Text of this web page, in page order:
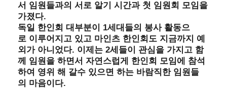
서 임원들과의 서로 알기 시간과 첫 임원회 모임을
가졌다.
독일 한인회 대부분이 1세대들의 봉사 활동으
로 이루어지고 있고 마인츠 한인회도 지금까지 예
외가 아니었다. 이제는 2세들이 관심을 가지고 함
께
임원을 하면서 자연스럽게 한인회 모임에
참석
하여 영위 해 갈수 있으면 하는 바람직한 임원들
의 마음이다.